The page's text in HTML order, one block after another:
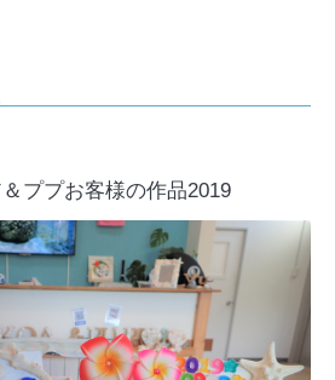
ププお客様の作品2019